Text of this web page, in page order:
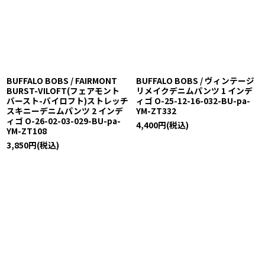
BUFFALO BOBS / FAIRMONT
BURST-VILOFT(フェアモント
バースト-バイロフト)ストレッチ
スキニーデニムパンツ 2 インデ
ィゴ O-26-02-03-029-BU-pa-
YM-ZT108
3,850円(税込)
BUFFALO BOBS / ヴィンテージ
リメイクデニムパンツ 1 インデ
ィゴ O-25-12-16-032-BU-pa-
YM-ZT332
4,400円(税込)